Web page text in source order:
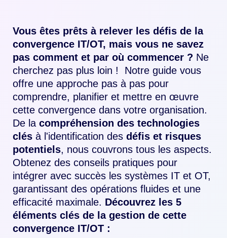
Vous êtes prêts à relever les défis de la
convergence IT/OT, mais vous ne savez
pas comment et par où commencer ? Ne
cherchez pas plus loin !
Notre guide vous
offre une approche pas à pas pour
comprendre, planifier et mettre en œuvre
cette convergence dans votre organisation.
De la compréhension des technologies
clés à l'identification des défis et risques
potentiels, nous couvrons tous les aspects.
Obtenez des conseils pratiques pour
intégrer avec succès les systèmes IT et OT,
garantissant des opérations fluides et une
efficacité maximale. Découvrez les 5
éléments clés de la gestion de cette
convergence IT/OT :